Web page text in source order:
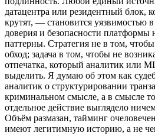
датацентра или резидентный блок,
крутят, — становится уязвимостью
доверия и безопасности платформы
паттерны. Стратегия не в том,
обход; задача в том, чтобы не
отпечатка, который аналитик или
выделить. Я думаю об этом как
аналитик о структурировании
криминальном смысле, а в смысле
отдельное действие выглядело
Объём размазан, тайминг
имеют легитимную историю, а не